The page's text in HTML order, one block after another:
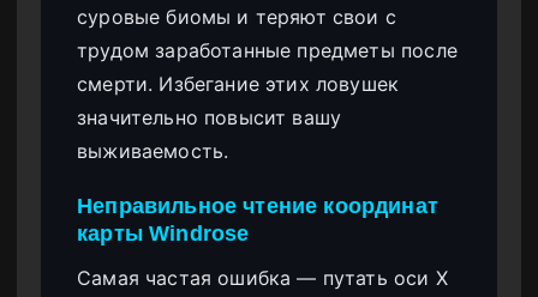
суровые биомы и теряют свои с
трудом заработанные предметы после
смерти. Избегание этих ловушек
значительно повысит вашу
выживаемость.
Неправильное чтение координат
карты Windrose
Самая частая ошибка — путать оси X